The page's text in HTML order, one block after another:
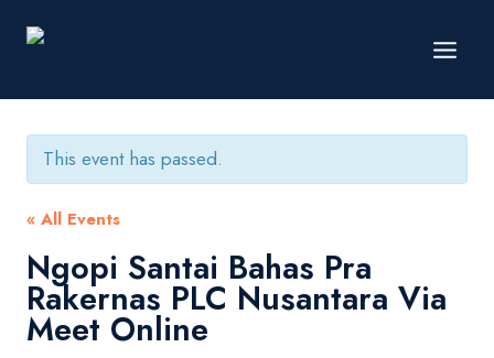
This event has passed.
« All Events
Ngopi Santai Bahas Pra
Rakernas PLC Nusantara Via
Meet Online